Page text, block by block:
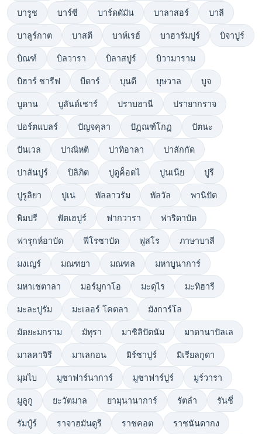
บารูช บาร์ซี บาร์ดดัมัน บาลาสอร์ บาลี
บาลูร์กาต บาสตี บาห์เรฮ์ บาฮารัมปูร์ บิจาปูร์
บิณฑ์ บิลวารา บิลาสปูร์ บิวามาราม
บิฮาร์ ชารีฟ บีดาร์ บุนดี บุษวาล บูจ
บูดาน บูลันด์เชาร์ ปราบฮานี ปรายากราจ
ปอร์ตแบลร์ ปัญจคุลา ปัฏณฑ์โกฏ ปัตนะ
ปันเวล ปาณิหติ ปาทิอาลา ปาลักกัด
ปาลันปูร์ ปิลิภิต ปูดูค็อตไ ปูนเนีย ปูรี
ปูรูลิยา ปูเน่ พัลลาวรัม พัลวัล พานิปัต
พิมปรี ฟัตเฮปูร์ ฟากวารา ฟาริดาบัด
ฟารุกห์อาบัด ฟีโรซาบัด ฟูสโร ภาษาบาลี
มงเญร์ มณฑยา มณฑล มหาบูนาการ์
มหาเชตาลา มอร์มูกาโอ มะดุไร มะทิฮารี
มะละปูรัม มะเลอร์ โคตลา มังการ์โล
มัดยะมกราม มัทุรา มาชิลิปัตนัม มาดานาปัลเล
มาลคาจิรี มาเลกอน มิร์ซาปูร์ มิเรียลกูดา
มุมไบ มูซาฟาร์นาการ์ มูซาฟาร์ปูร์ มูร์วารา
มูลูกู ยะวัตมาล ยามุนานาการ์ รัตลำ รันชี่
รัมป์ูร์ ราจาฮมันดูรี ราชคอต ราชนันดากง